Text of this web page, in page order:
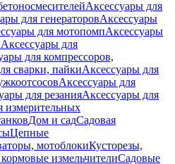
Аксессуары для
для генераторовАксессуары
для мотопомпАксессуары
Аксессуары для
для компрессоров,
сварки, пайкиАксессуары для
Аксессуары для
для резанияАксессуары для
измерительных
Дом и садСадовая
Цепные
мотоблокиКусторезы,
измельчителиСадовые